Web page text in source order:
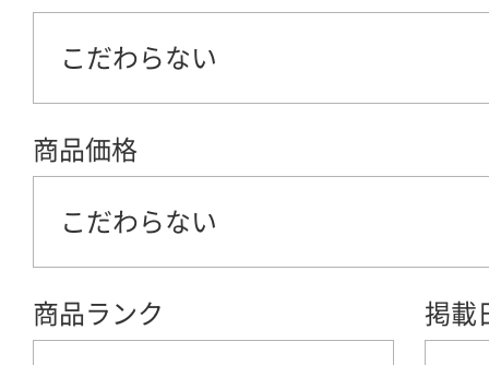
こだわらない
商品価格
こだわらない
商品ランク 掲載